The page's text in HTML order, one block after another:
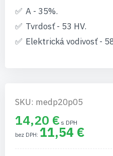
A - 35%.
Tvrdosť - 53 HV.
Elektrická vodivosť -
SKU: medp20p05
14,20 €
11,54 €